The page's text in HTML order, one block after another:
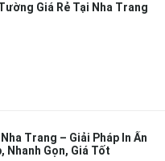
Giá Rẻ Tại Nha Trang
Trang – Giải Pháp In Ấn
Nhanh Gọn, Giá Tốt